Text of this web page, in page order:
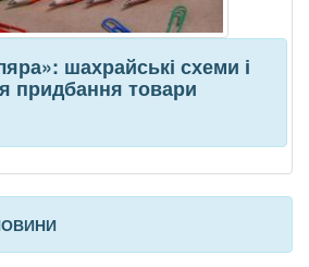
шахрайські схеми і
придбання товари